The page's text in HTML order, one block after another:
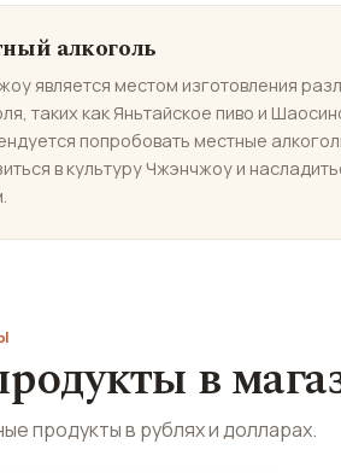
алкоголь
является местом изготовления
таких как Яньтайское пиво и
попробовать местные
в культуру Чжэнчжоу и
в
продукты в рублях и долларах.